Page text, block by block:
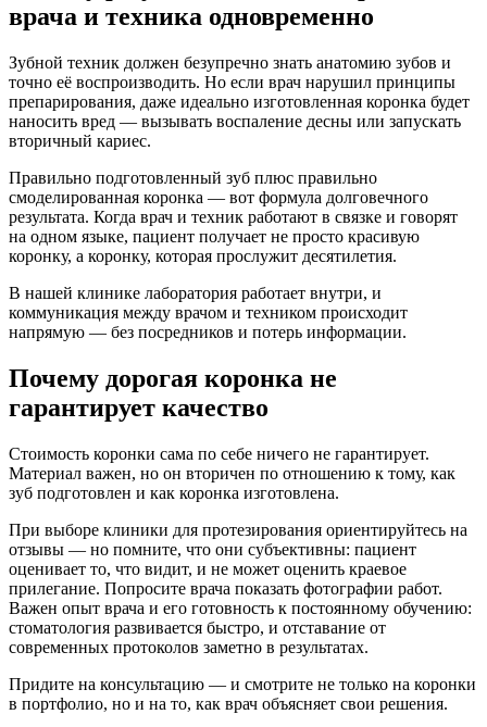
врача и техника одновременно
Зубной техник должен безупречно знать анатомию зубов и
точно её воспроизводить. Но если врач нарушил принципы
препарирования, даже идеально изготовленная коронка будет
наносить вред — вызывать воспаление десны или запускать
вторичный кариес.
Правильно подготовленный зуб плюс правильно
смоделированная коронка — вот формула долговечного
результата. Когда врач и техник работают в связке и говорят
на одном языке, пациент получает не просто красивую
коронку, а коронку, которая прослужит десятилетия.
В нашей клинике лаборатория работает внутри, и
коммуникация между врачом и техником происходит
напрямую — без посредников и потерь информации.
Почему дорогая коронка не
гарантирует качество
Стоимость коронки сама по себе ничего не гарантирует.
Материал важен, но он вторичен по отношению к тому, как
зуб подготовлен и как коронка изготовлена.
При выборе клиники для протезирования ориентируйтесь на
отзывы — но помните, что они субъективны: пациент
оценивает то, что видит, и не может оценить краевое
прилегание. Попросите врача показать фотографии работ.
Важен опыт врача и его готовность к постоянному обучению:
стоматология развивается быстро, и отставание от
современных протоколов заметно в результатах.
Придите на консультацию — и смотрите не только на коронки
в портфолио, но и на то, как врач объясняет свои решения.